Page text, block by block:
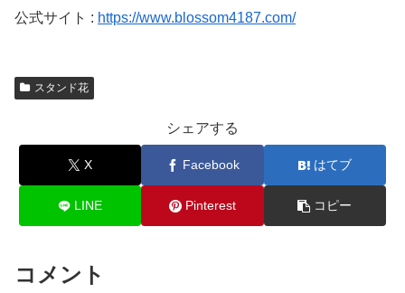
公式サイト : https://www.blossom4187.com/
スタンド花
シェアする
X Facebook はてブ
LINE Pinterest コピー
コメント